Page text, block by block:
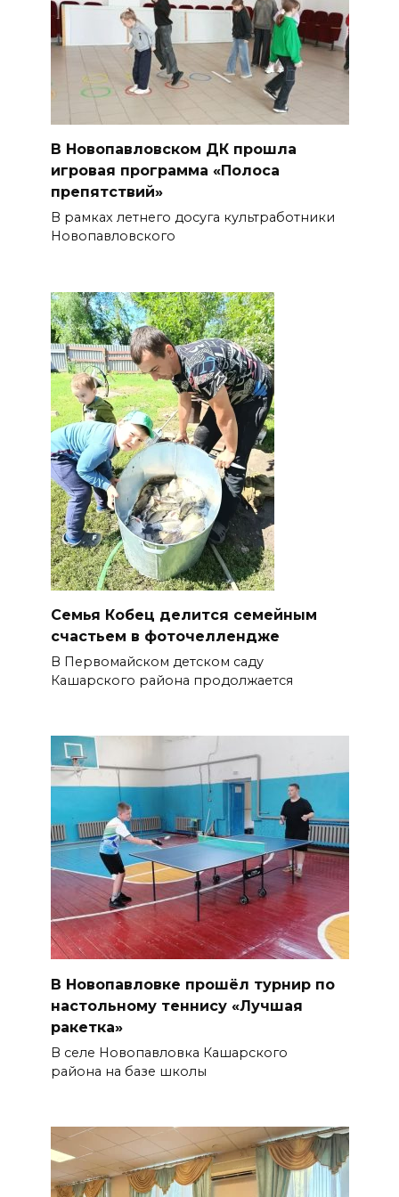
В Новопавловском ДК прошла
игровая программа «Полоса
препятствий»
В рамках летнего досуга культработники
Новопавловского
Семья Кобец делится семейным
счастьем в фоточеллендже
В Первомайском детском саду
Кашарского района продолжается
В Новопавловке прошёл турнир по
настольному теннису «Лучшая
ракетка»
В селе Новопавловка Кашарского
района на базе школы